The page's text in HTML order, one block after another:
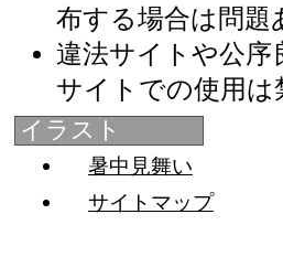
布する場合は問題
違法サイトや公序
サイトでの使用は
イラスト
暑中見舞い
サイトマップ